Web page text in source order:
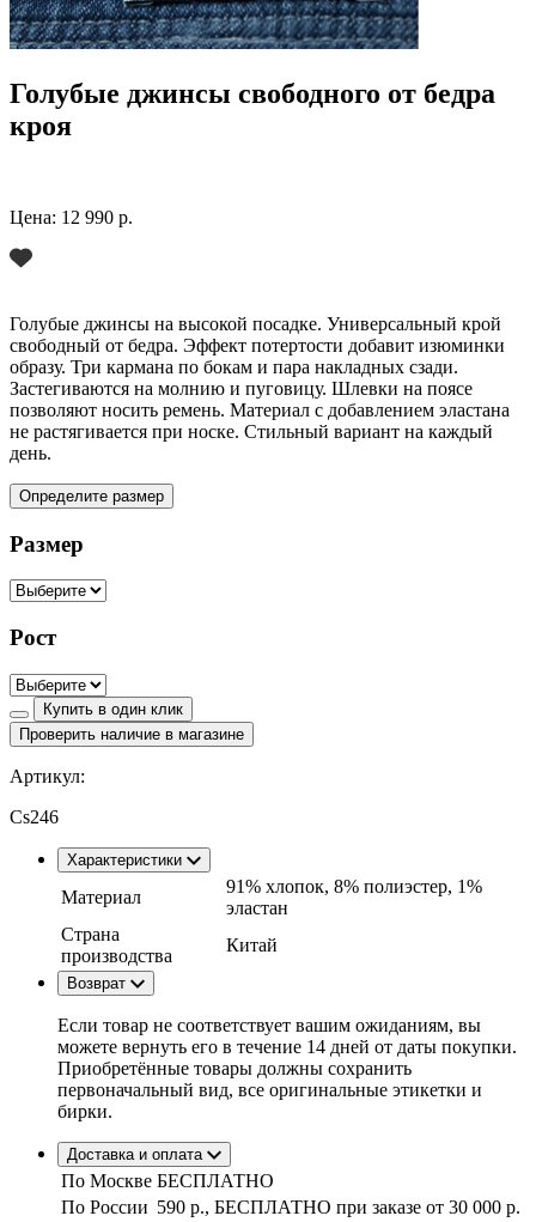
Голубые джинсы свободного от бедра
кроя
Цена: 12 990 р.
Голубые джинсы на высокой посадке. Универсальный крой
свободный от бедра. Эффект потертости добавит изюминки
образу. Три кармана по бокам и пара накладных сзади.
Застегиваются на молнию и пуговицу. Шлевки на поясе
позволяют носить ремень. Материал с добавлением эластана
не растягивается при носке. Стильный вариант на каждый
день.
Определите размер
Размер
Рост
Купить в один клик
Проверить наличие в магазине
Артикул:
Cs246
Характеристики
Материал
91% хлопок, 8% полиэстер, 1%
эластан
Страна
производства
Китай
Возврат
Если товар не соответствует вашим ожиданиям, вы
можете вернуть его в течение 14 дней от даты покупки.
Приобретённые товары должны сохранить
первоначальный вид, все оригинальные этикетки и
бирки.
Доставка и оплата
По Москве БЕСПЛАТНО
По России 590 р., БЕСПЛАТНО при заказе от 30 000 р.